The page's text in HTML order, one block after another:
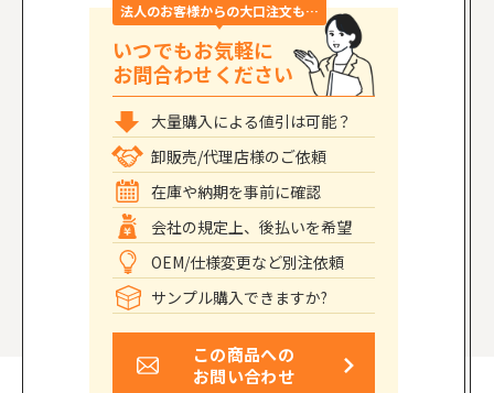
法人のお客様からの大口注文も…
いつでもお気軽に
お問合わせください
大量購入による値引は可能？
卸販売/代理店様のご依頼
在庫や納期を事前に確認
会社の規定上、後払いを希望
OEM/仕様変更など別注依頼
サンプル購入できますか?
この商品への
お問い合わせ